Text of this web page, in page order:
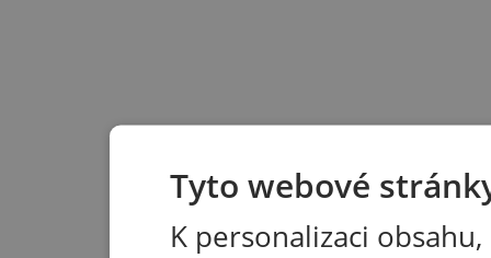
Tyto webové
K personalizaci